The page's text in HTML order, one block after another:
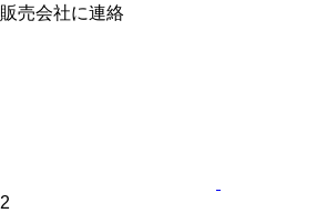
販売会社に連絡
2